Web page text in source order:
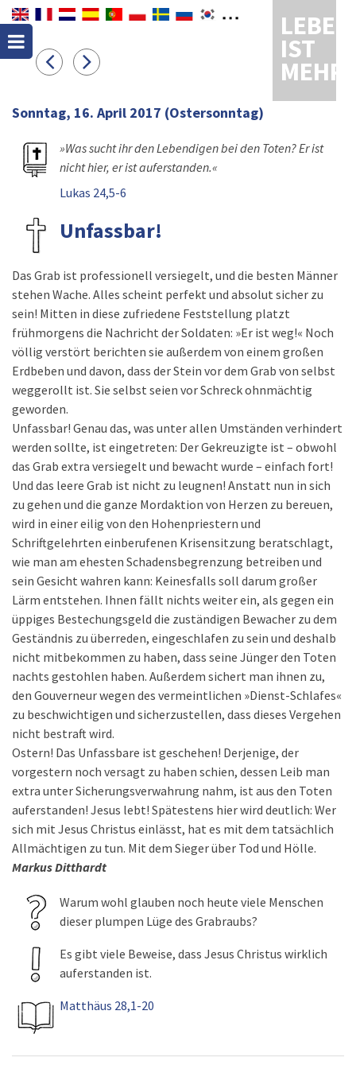
LEBEN
IST
MEHR
Sonntag, 16. April 2017 (Ostersonntag)
»Was sucht ihr den Lebendigen bei den Toten? Er ist
nicht hier, er ist auferstanden.«
Lukas 24,5-6
Unfassbar!
Das Grab ist professionell versiegelt, und die besten Männer
stehen Wache. Alles scheint perfekt und absolut sicher zu
sein! Mitten in diese zufriedene Feststellung platzt
frühmorgens die Nachricht der Soldaten: »Er ist weg!« Noch
völlig verstört berichten sie außerdem von einem großen
Erdbeben und davon, dass der Stein vor dem Grab von selbst
weggerollt ist. Sie selbst seien vor Schreck ohnmächtig
geworden.
Unfassbar! Genau das, was unter allen Umständen verhindert
werden sollte, ist eingetreten: Der Gekreuzigte ist – obwohl
das Grab extra versiegelt und bewacht wurde – einfach fort!
Und das leere Grab ist nicht zu leugnen! Anstatt nun in sich
zu gehen und die ganze Mordaktion von Herzen zu bereuen,
wird in einer eilig von den Hohenpriestern und
Schriftgelehrten einberufenen Krisensitzung beratschlagt,
wie man am ehesten Schadensbegrenzung betreiben und
sein Gesicht wahren kann: Keinesfalls soll darum großer
Lärm entstehen. Ihnen fällt nichts weiter ein, als gegen ein
üppiges Bestechungsgeld die zuständigen Bewacher zu dem
Geständnis zu überreden, eingeschlafen zu sein und deshalb
nicht mitbekommen zu haben, dass seine Jünger den Toten
nachts gestohlen haben. Außerdem sichert man ihnen zu,
den Gouverneur wegen des vermeintlichen »Dienst-Schlafes«
zu beschwichtigen und sicherzustellen, dass dieses Vergehen
nicht bestraft wird.
Ostern! Das Unfassbare ist geschehen! Derjenige, der
vorgestern noch versagt zu haben schien, dessen Leib man
extra unter Sicherungsverwahrung nahm, ist aus den Toten
auferstanden! Jesus lebt! Spätestens hier wird deutlich: Wer
sich mit Jesus Christus einlässt, hat es mit dem tatsächlich
Allmächtigen zu tun. Mit dem Sieger über Tod und Hölle.
Markus Ditthardt
Warum wohl glauben noch heute viele Menschen
dieser plumpen Lüge des Grabraubs?
Es gibt viele Beweise, dass Jesus Christus wirklich
auferstanden ist.
Matthäus 28,1-20